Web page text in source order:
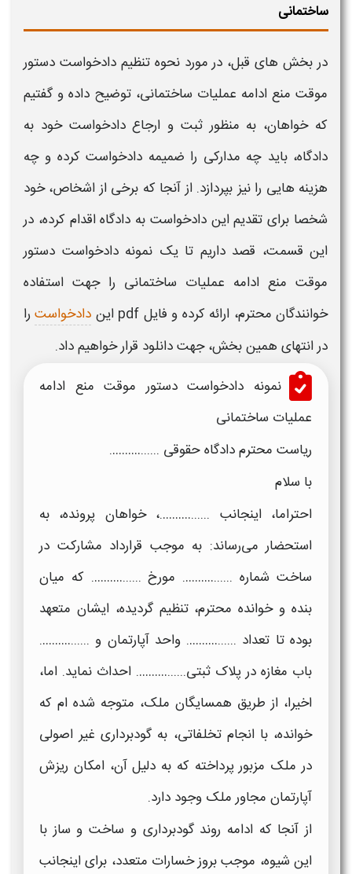
ساختمانی
در بخش های قبل، در مورد نحوه تنظیمدادخواست دستور
موقت منع ادامه عملیات ساختمانی، توضیح داده و گفتیم
که خواهان، به منظور ثبت و ارجاع دادخواست خود به
دادگاه، باید چه مدارکی را ضمیمه دادخواست کرده و چه
هزینه هایی را نیز بپردازد. از آنجا که برخی از اشخاص، خود
شخصا برای تقدیم این دادخواست به دادگاه اقدام کرده، در
این قسمت، قصد داریم تا یک نمونه دادخواست دستور
موقت منع ادامه عملیات ساختمانی را جهت استفاده
خوانندگان محترم، ارائه کرده و فایل pdf این دادخواسترا
در انتهای همین بخش، جهتدانلود قرار خواهیم داد.
نمونه دادخواست دستور موقت منع ادامه
عملیات ساختمانی
ریاست محترم دادگاه حقوقی ......……….
با سلام
احتراما، اینجانب ......……….، خواهان پرونده، به
استحضار می‌رساند: به موجب قرارداد مشارکت در
ساخت شماره ......………. مورخ ......………. که میان
بنده و خوانده محترم، تنظیم گردیده، ایشان متعهد
بوده تا تعداد ......………. واحد آپارتمان و ......……….
باب مغازه در پلاک ثبتی......………. احداث نماید. اما،
اخیرا، از طریق همسایگان ملک، متوجه شده ام که
خوانده، با انجام تخلفاتی، به گودبرداری غیر اصولی
در ملک مزبور پرداخته که به دلیل آن، امکان ریزش
آپارتمان مجاور ملک وجود دارد.
از آنجا که ادامه روند گودبرداری و ساخت و ساز با
این شیوه، موجب بروز خسارات متعدد، برای اینجانب